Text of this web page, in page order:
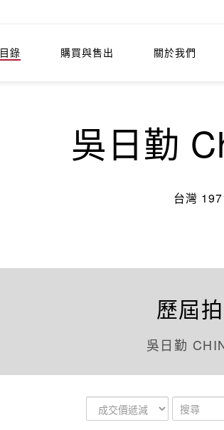
目錄 購買與售出 關於我們
吳日勤
台灣
歷屆
吳日勤